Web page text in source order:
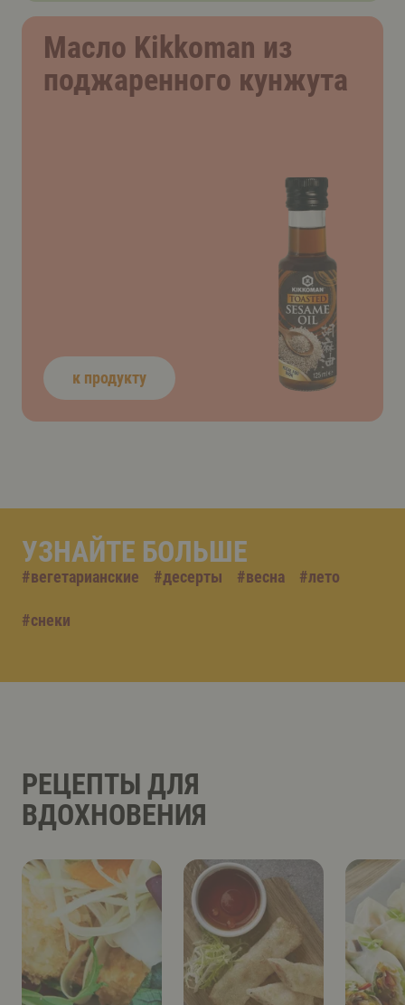
Масло Kikkoman из
поджаренного кунжута
к продукту
УЗНАЙТЕ БОЛЬШЕ
#вегетарианские #десерты #весна #лето
#снеки
РЕЦЕПТЫ ДЛЯ
ВДОХНОВЕНИЯ